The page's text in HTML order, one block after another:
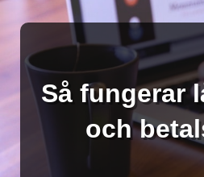
Så fungerar
och